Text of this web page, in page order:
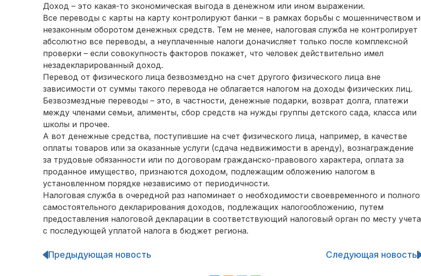
Доход – это какая-то экономическая выгода в денежном или ином выражении.
Все переводы с карты на карту контролируют банки – в рамках борьбы с мошенничеством и
незаконным оборотом денежных средств. Тем не менее, налоговая служба не контролирует
абсолютно все переводы, а неуплаченные налоги доначисляет только после комплексной
проверки – если совокупность факторов покажет, что человек действительно имел
незадекларированный доход.
Перевод от физического лица безвозмездно на счет другого физического лица вне
зависимости от суммы такого перевода не облагается налогом на доходы физических лиц.
Безвозмездные переводы – это, в частности, денежные подарки, возврат долга, платежи
между членами семьи, алименты, сбор средств на нужды группы детского сада, класса или
школы и прочее.
А вот денежные средства, поступившие на счет физического лица, например, в качестве
оплаты товаров или за оказанные услуги (сдача недвижимости в аренду), вознаграждение
за трудовые обязанности или по договорам гражданско-правового характера, оплата за
проданное имущество, признаются доходом, подлежащим обложению налогом в
установленном порядке независимо от периодичности.
Налоговая служба в очередной раз напоминает о необходимости своевременного и полного
самостоятельного декларирования доходов, подлежащих налогообложению, путем
предоставления налоговой декларации в соответствующий налоговый орган по месту учета
с последующей уплатой налога в бюджет региона.
Навигация
Предыдующая новость Следующая новость